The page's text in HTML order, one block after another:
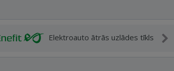
Elektroauto ātrās uzlādes tīkls